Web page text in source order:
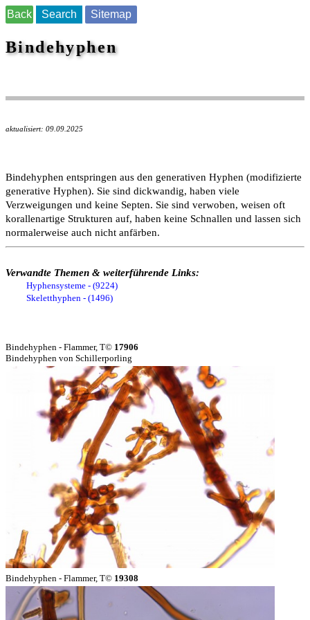
Back Search Sitemap
Bindehyphen
aktualisiert: 09.09.2025
Bindehyphen entspringen aus den generativen Hyphen (modifizierte
generative Hyphen). Sie sind dickwandig, haben viele
Verzweigungen und keine Septen. Sie sind verwoben, weisen oft
korallenartige Strukturen auf, haben keine Schnallen und lassen sich
normalerweise auch nicht anfärben.
Verwandte Themen & weiterführende Links:
Hyphensysteme - (9224)
Skeletthyphen - (1496)
Bindehyphen - Flammer, T© 17906
Bindehyphen von Schillerporling
Bindehyphen - Flammer, T© 19308